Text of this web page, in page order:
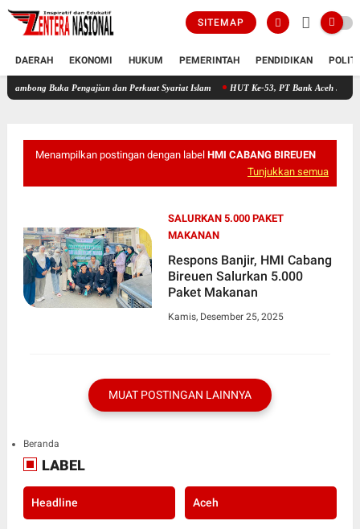
SITEMAP
DAERAH EKONOMI HUKUM PEMERINTAH PENDIDIKAN
Pengajian dan Perkuat Syariat Islam HUT Ke-53, PT Bank Aceh Syariah KC
Menampilkan postingan dengan label HMI CABANG BIREUEN
Tunjukkan semua
SALURKAN 5.000 PAKET
MAKANAN
Respons Banjir, HMI Cabang
Bireuen Salurkan 5.000
Paket Makanan
Kamis, Desember 25, 2025
MUAT POSTINGAN LAINNYA
Beranda
LABEL
Headline Aceh